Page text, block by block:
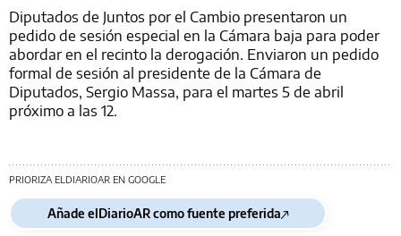
Diputados de Juntos por el Cambio presentaron un
pedido de sesión especial en la Cámara baja para poder
abordar en el recinto la derogación. Enviaron un pedido
formal de sesión al presidente de la Cámara de
Diputados, Sergio Massa, para el martes 5 de abril
próximo a las 12.
PRIORIZA ELDIARIOAR EN GOOGLE
Añade elDiarioAR como fuente preferida